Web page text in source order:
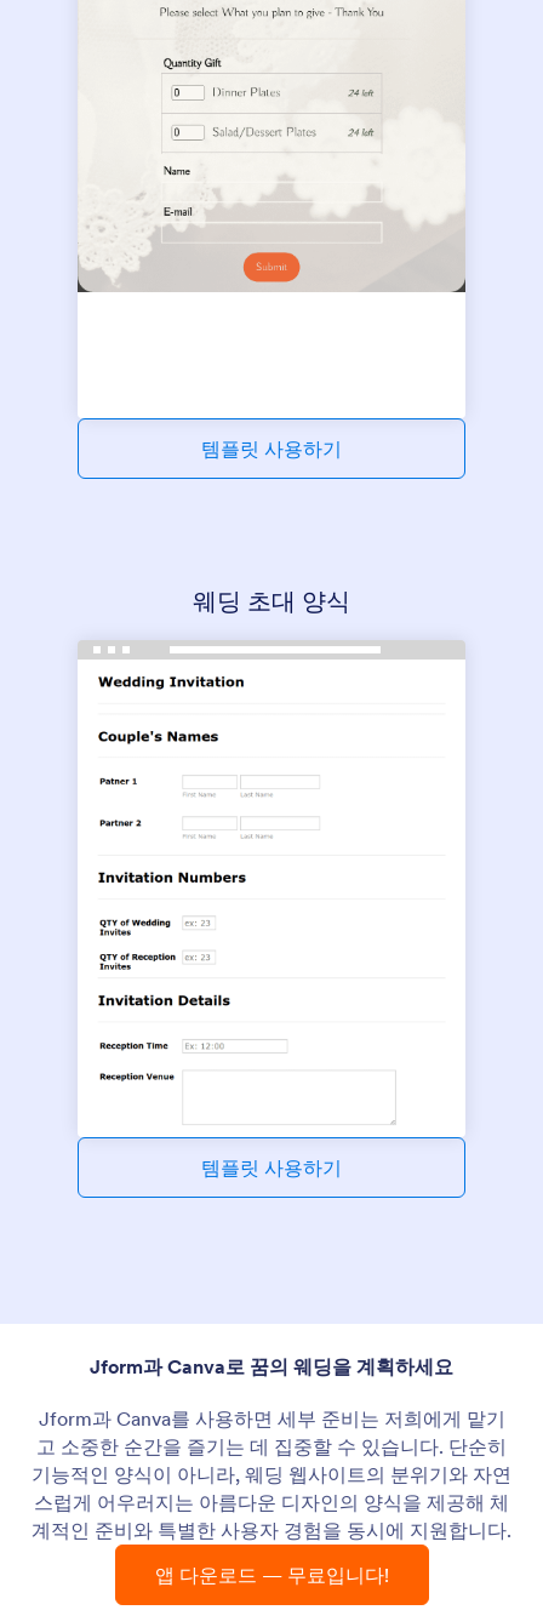
템플릿 사용하기
웨딩 초대 양식
템플릿 사용하기
Jform과 Canva로 꿈의 웨딩을 계획하세요
Jform과 Canva를 사용하면 세부 준비는 저희에게 맡기
고 소중한 순간을 즐기는 데 집중할 수 있습니다. 단순히
기능적인 양식이 아니라, 웨딩 웹사이트의 분위기와 자연
스럽게 어우러지는 아름다운 디자인의 양식을 제공해 체
계적인 준비와 특별한 사용자 경험을 동시에 지원합니다.
앱 다운로드 — 무료입니다!